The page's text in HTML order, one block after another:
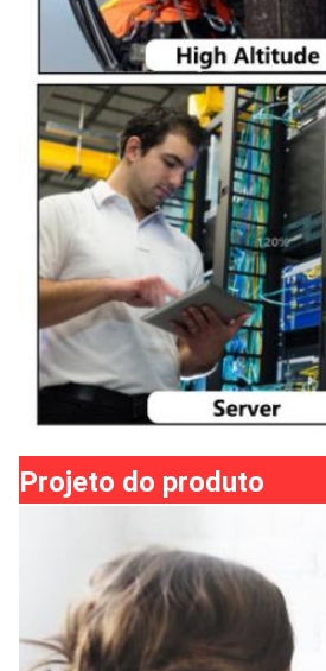
Projeto do produto